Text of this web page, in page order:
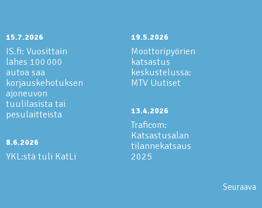
15.7.2026
IS.fi: Vuosittain
lähes 100 000
autoa saa
korjauskehotuksen
ajoneuvon
tuulilasista tai
pesulaitteista
8.6.2026
YKL:stä tuli KatLi
19.5.2026
Moottoripyörien
katsastus
keskustelussa:
MTV Uutiset
13.4.2026
Traficom:
Katsastusalan
tilannekatsaus
2025
Seuraava